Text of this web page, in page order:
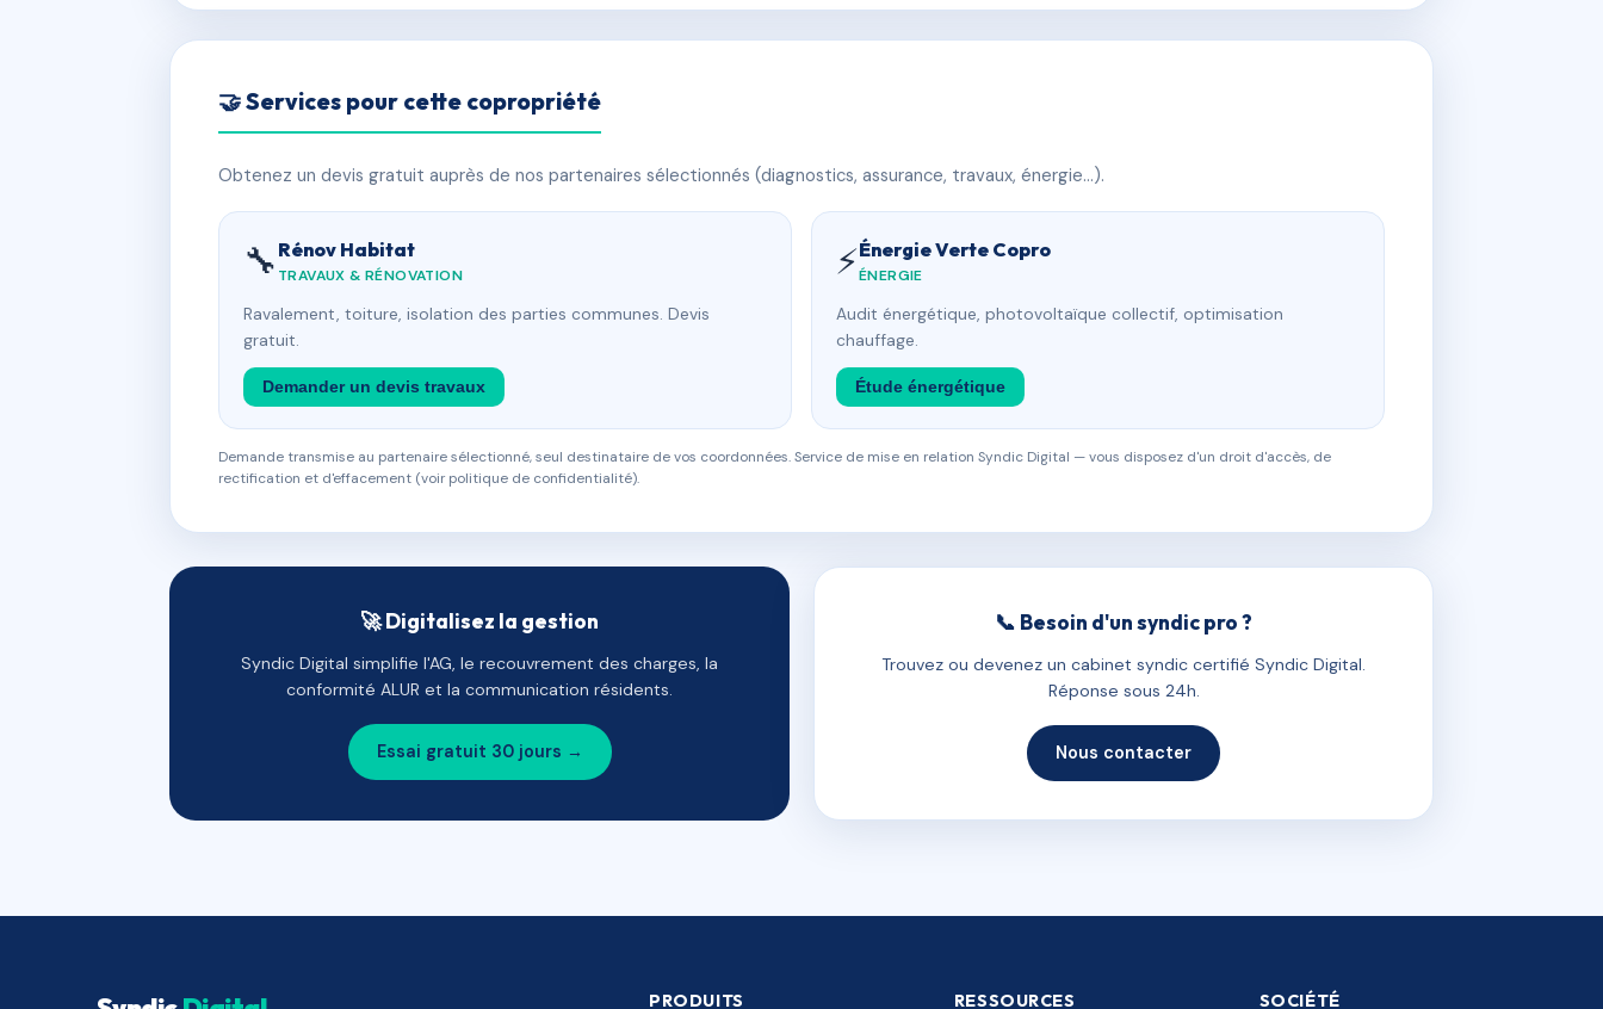
🤝 Services pour cette copropriété
Obtenez un devis gratuit auprès de nos partenaires sélectionnés (diagnostics, assurance, travaux, énergie…).
🔧 Rénov Habitat
TRAVAUX & RÉNOVATION
Ravalement, toiture, isolation des parties communes. Devis
gratuit.
Demander un devis travaux
⚡Énergie Verte Copro
ÉNERGIE
Audit énergétique, photovoltaïque collectif, optimisation
chauffage.
Étude énergétique
Demande transmise au partenaire sélectionné, seul destinataire de vos coordonnées. Service de mise en relation Syndic Digital — vous disposez d'un droit d'accès, de
rectification et d'effacement (voir politique de confidentialité).
🚀 Digitalisez la gestion
Syndic Digital simplifie l'AG, le recouvrement des charges, la
conformité ALUR et la communication résidents.
Essai gratuit 30 jours →
📞 Besoin d'un syndic pro ?
Trouvez ou devenez un cabinet syndic certifié Syndic Digital.
Réponse sous 24h.
Nous contacter
PRODUITS RESSOURCES SOCIÉTÉ